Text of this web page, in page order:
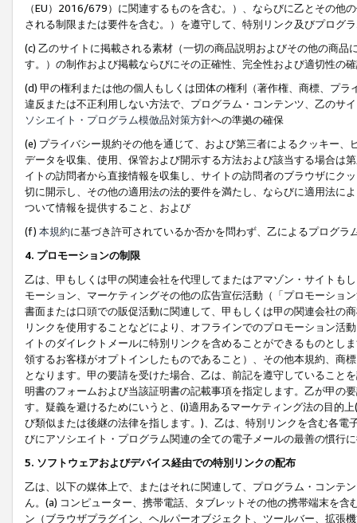
（EU）2016/679）に関連するものを含む。）、ならびに乙とその他
される制限または要件を含む。）を遵守して、特別リンク及びプログ
(c) 乙のサイトに掲載される素材（一切の商品説明およびその他の商
す。）の制作および掲載ならびにその正確性、完全性および適切性の
(d) 甲の権利または他の個人もしくは団体の権利（著作権、商標、プ
違反または不正利用しない方法で、プログラム・コンテンツ、乙のサ
ソシエイト・プログラム模倣品対策方針への準拠の確保
(e) プライバシー規約その他を通じて、および第三者によるクッキー
データを収集、使用、保管および開示する方法および該当する場合は
イトの訪問者から直接情報を収集し、サイトの訪問者のブラウザにク
切に開示し、その他の適用法の法的要件を満たし、ならびに適用法に
ついて情報を提供すること、および
(f) 本規約に基づき許可されているか否かを問わず、乙によるプログ
4. プロモーションの制限
乙は、甲もしくは甲の関連会社を代理してまたはアマゾン・サイトも
モーション、マーケティングその他の広告宣伝活動（「プロモーショ
書面または口頭での販促活動に関連して、甲もしくは甲の関連会社の
リンクを使用することなどにより、オフラインでのプロモーション活
イトのダイレクトメールに特別リンクを含めることができるものとし
領するお客様がオプトインしたものであること）、その他本規約、商
となります。甲の要請を受けた場合、乙は、前記を遵守していること
明書のフォームおよび当該証明書の記載事項を指定します。乙が甲の
す。疑義を避けるためにいうと、(i)適用あるマーケティング法の目的
び類似または後継の法律を指します。)、乙は、特別リンクを含む各
びにアソシエイト・プログラム関連の全ての電子メールの最善の慣行
5. ソフトウェアおよびデバイス経由での特別リンクの配布
乙は、以下の媒体上で、またはそれに関連して、プログラム・コンテ
ん。(a) コンピューター、携帯電話、タブレットその他の携帯端末を
ン（ブラウザプラグイン、ヘルパーオブジェクト、ツールバー、拡張